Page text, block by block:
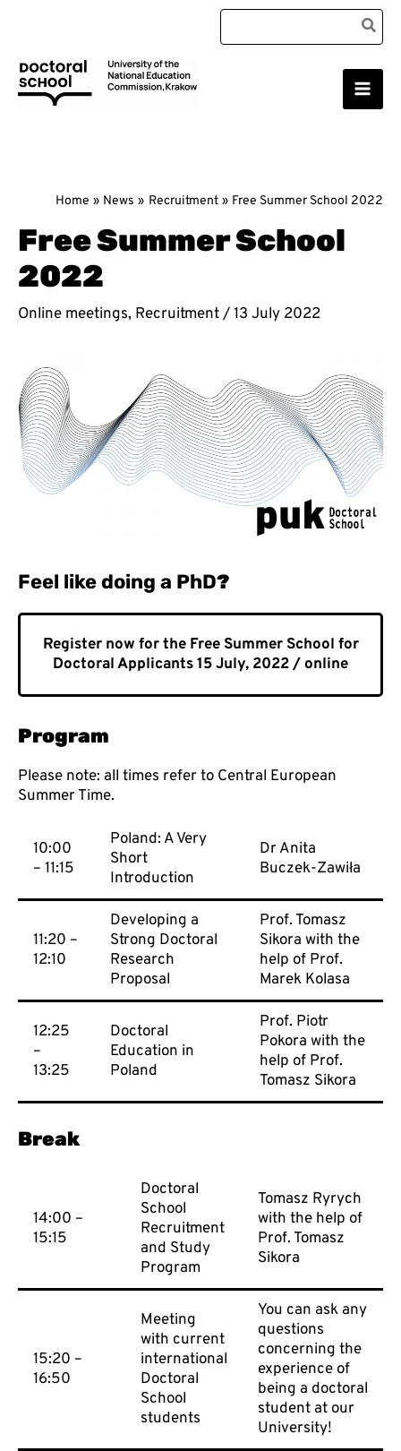
content
Search
for:
Main
Home News Recruitment Free Summer School 2022
Free Summer School
2022
Online meetings, Recruitment/13 July 2022
Feel like doing a PhD?
Register now for the Free Summer School for
Doctoral Applicants 15 July, 2022 / online
Program
Please note: all times refer to Central European
Summer Time.
10:00
– 11:15
Poland: A Very
Short
Introduction
Dr Anita
Buczek-Zawiła
11:20 –
12:10
Developing a
Strong Doctoral
Research
Proposal
Prof. Tomasz
Sikora with the
help of Prof.
Marek Kolasa
12:25
–
13:25
Doctoral
Education in
Poland
Prof. Piotr
Pokora with the
help of Prof.
Tomasz Sikora
Break
14:00 –
15:15
Doctoral
School
Recruitment
and Study
Program
Tomasz Ryrych
with the help of
Prof. Tomasz
Sikora
15:20 –
16:50
Meeting
with current
international
Doctoral
School
students
You can ask any
questions
concerning the
experience of
being a doctoral
student at our
University!